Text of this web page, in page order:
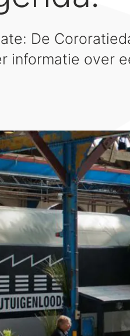
De
informatie over